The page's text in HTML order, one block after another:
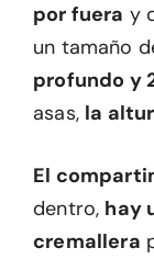
por fuera y
un tamaño
profundo y
asas, la
El
dentro, hay
cremallera